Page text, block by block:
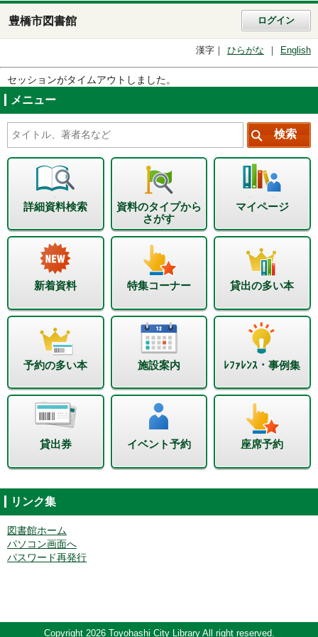
豊橋市図書館 ログイン
漢字 ひらがな English
セッションがタイムアウトしました。
メニュー
詳細資料検索
資料のタイプから
さがす
マイページ
新着資料 特集コーナー 貸出の多い本
予約の多い本 施設案内 ﾚﾌｧﾚﾝｽ・事例集
貸出券 イベント予約 座席予約
リンク集
図書館ホーム
パソコン画面へ
パスワード再発行
Copyright 2026 Toyohashi City Library All right reserved.